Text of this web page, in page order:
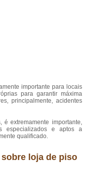
importante para locais
para garantir máxima
principalmente, acidentes
extremamente importante,
especializados e aptos a
qualificado.
loja de piso